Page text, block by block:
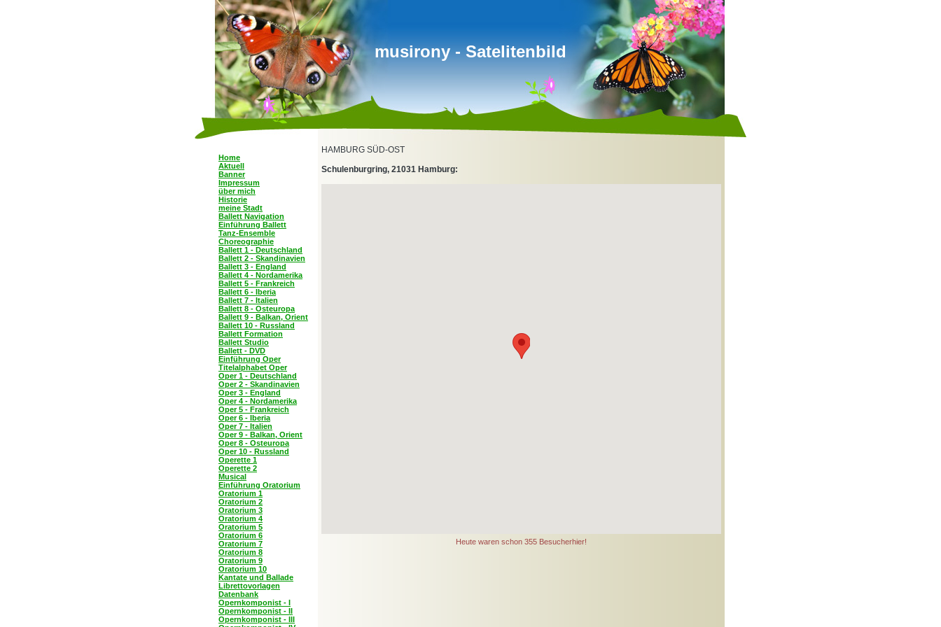
musirony - Satelitenbild
Home
Aktuell
Banner
Impressum
über mich
Historie
meine Stadt
Ballett Navigation
Einführung Ballett
Tanz-Ensemble
Choreographie
Ballett 1 - Deutschland
Ballett 2 - Skandinavien
Ballett 3 - England
Ballett 4 - Nordamerika
Ballett 5 - Frankreich
Ballett 6 - Iberia
Ballett 7 - Italien
Ballett 8 - Osteuropa
Ballett 9 - Balkan, Orient
Ballett 10 - Russland
Ballett Formation
Ballett Studio
Ballett - DVD
Einführung Oper
Titelalphabet Oper
Oper 1 - Deutschland
Oper 2 - Skandinavien
Oper 3 - England
Oper 4 - Nordamerika
Oper 5 - Frankreich
Oper 6 - Iberia
Oper 7 - Italien
Oper 9 - Balkan, Orient
Oper 8 - Osteuropa
Oper 10 - Russland
Operette 1
Operette 2
Musical
Einführung Oratorium
Oratorium 1
Oratorium 2
Oratorium 3
Oratorium 4
Oratorium 5
Oratorium 6
Oratorium 7
Oratorium 8
Oratorium 9
Oratorium 10
Kantate und Ballade
Librettovorlagen
Datenbank
Opernkomponist - I
Opernkomponist - II
Opernkomponist - III
HAMBURG SÜD-OST
Schulenburgring, 21031 Hamburg:
Heute waren schon 355 Besucherhier!